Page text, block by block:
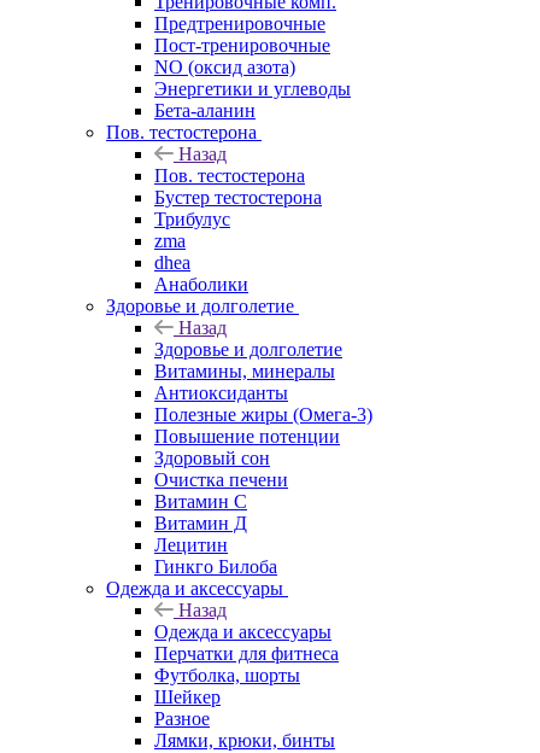
Предтренировочные
Пост-тренировочные
NO (оксид азота)
Энергетики и углеводы
Бета-аланин
Пов. тестостерона
Назад
Пов. тестостерона
Бустер тестостерона
Трибулус
zma
dhea
Анаболики
Здоровье и долголетие
Назад
Здоровье и долголетие
Витамины, минералы
Антиоксиданты
Полезные жиры (Омега-3)
Повышение потенции
Здоровый сон
Очистка печени
Витамин С
Витамин Д
Лецитин
Гинкго Билоба
Одежда и аксессуары
Назад
Одежда и аксессуары
Перчатки для фитнеса
Футболка, шорты
Шейкер
Разное
Лямки, крюки, бинты